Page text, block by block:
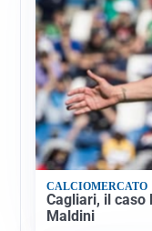
CALCIOMERCATO
Cagliari, il caso
Maldini